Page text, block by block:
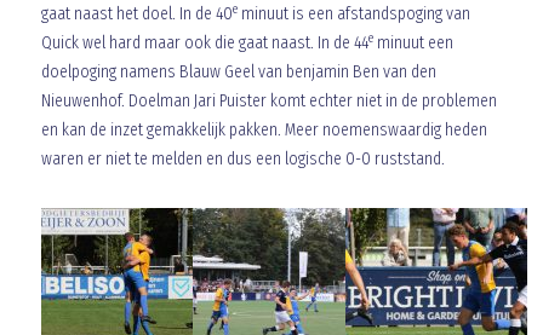
gaat naast het doel. In de 40eminuut is een afstandspoging van
Quick wel hard maar ook die gaat naast. In de 44eminuut een
doelpoging namens Blauw Geel van benjamin Ben van den
Nieuwenhof. Doelman Jari Puister komt echter niet in de problemen
en kan de inzet gemakkelijk pakken. Meer noemenswaardig heden
waren er niet te melden en dus een logische 0-0 ruststand.